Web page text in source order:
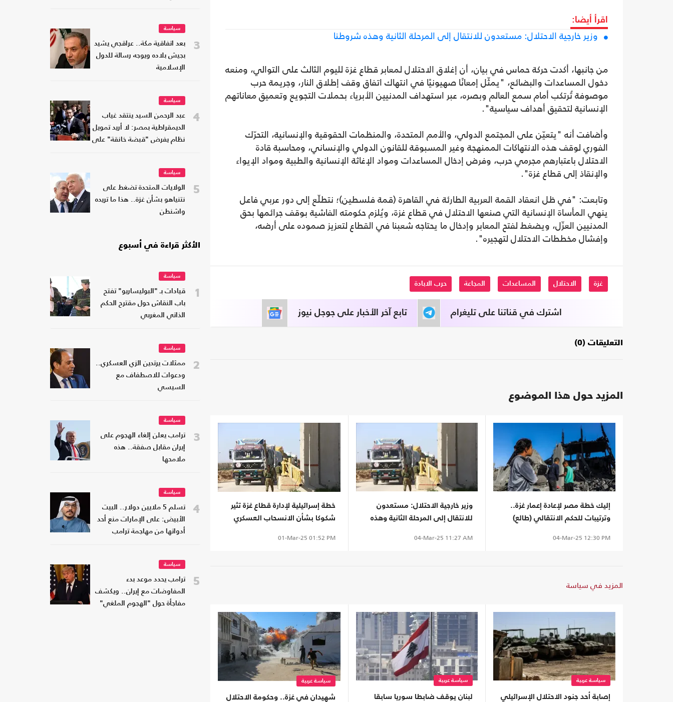
اقرأ أيضا:
وزير خارجية الاحتلال: مستعدون للانتقال إلى المرحلة الثانية وهذه شروطنا
من جانبها، أكدت حركة حماس في بيان، أن إغلاق الاحتلال لمعابر قطاع غزة لليوم الثالث على التوالي، ومنعه
دخول المساعدات والبضائع، "يمثّل إمعانًا صهيونيًا في انتهاك اتفاق وقف إطلاق النار، وجريمة حرب
موصوفة تُرتكب أمام سمع العالم وبصره، عبر استهداف المدنيين الأبرياء بحملات التجويع وتعميق معاناتهم
الإنسانية لتحقيق أهداف سياسية".
وأضافت أنه "يتعيّن على المجتمع الدولي، والأمم المتحدة، والمنظمات الحقوقية والإنسانية، التحرّك
الفوري لوقف هذه الانتهاكات الممنهجة وغير المسبوقة للقانون الدولي والإنساني، ومحاسبة قادة
الاحتلال باعتبارهم مجرمي حرب، وفرض إدخال المساعدات ومواد الإغاثة الإنسانية والطبية ومواد الإيواء
والإنقاذ إلى قطاع غزة".
وتابعت: "في ظل انعقاد القمة العربية الطارئة في القاهرة (قمة فلسطين)؛ نتطلّع إلى دور عربي فاعل
ينهي المأساة الإنسانية التي صنعها الاحتلال في قطاع غزة، ويُلزم حكومته الفاشية بوقف جرائمها بحق
المدنيين العزّل، ويضغط لفتح المعابر وإدخال ما يحتاجه شعبنا في القطاع لتعزيز صموده على أرضه،
وإفشال مخططات الاحتلال لتهجيره".
غزة الاحتلال المساعدات المجاعة حرب الابادة
تابع آخر الأخبار على جوجل نيوز اشترك في قناتنا على تليغرام
التعليقات (0)
المزيد حول هذا الموضوع
إليك خطة مصر لإعادة إعمار غزة..
وترتيبات للحكم الانتقالي (طالع)
04-Mar-25 12:30 PM
وزير خارجية الاحتلال: مستعدون
للانتقال إلى المرحلة الثانية وهذه
04-Mar-25 11:27 AM
خطة إسرائيلية لإدارة قطاع غزة تثير
شكوكا بشأن الانسحاب العسكري
01-Mar-25 01:52 PM
المزيد في سياسة
سياسة عربية
إصابة أحد جنود الاحتلال الإسرائيلي
سياسة عربية
لبنان يوقف ضابطا سوريا سابقا
سياسة عربية
شهيدان في غزة.. وحكومة الاحتلال
3
سياسة
بعد اتفاقية مكة.. عراقجي يشيد
بجيش بلاده ويوجه رسالة للدول
الإسلامية
4
سياسة
عبد الرحمن السيد ينتقد غياب
الديمقراطية بمصر: لا أريد تمويل
نظام يفرض "قبضة خانقة" على
5
سياسة
الولايات المتحدة تضغط على
نتنياهو بشأن غزة.. هذا ما تريده
واشنطن
الأكثر قراءة في أسبوع
1
سياسة
قيادات بـ "البوليساريو" تفتح
باب النقاش حول مقترح الحكم
الذاتي المغربي
2
سياسة
ممثلات يرتدين الزي العسكري..
ودعوات للاصطفاف مع
السيسي
3
سياسة
ترامب يعلن إلغاء الهجوم على
إيران مقابل صفقة.. هذه
ملامحها
4
سياسة
تسلم 5 ملايين دولار.. البيت
الأبيض: على الإمارات منع أحد
أدواتها من مهاجمة ترامب
5
سياسة
ترامب يحدد موعد بدء
المفاوضات مع إيران.. ويكشف
مفاجأة حول "الهجوم الملغي"